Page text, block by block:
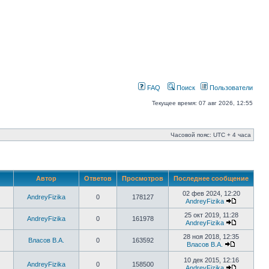
FAQ Поиск Пользователи
Текущее время: 07 авг 2026, 12:55
Часовой пояс: UTC + 4 часа
Автор Ответов Просмотров Последнее сообщение
AndreyFizika 0 178127
02 фев 2024, 12:20
AndreyFizika
AndreyFizika 0 161978
25 окт 2019, 11:28
AndreyFizika
Власов В.А. 0 163592
28 ноя 2018, 12:35
Власов В.А.
AndreyFizika 0 158500
10 дек 2015, 12:16